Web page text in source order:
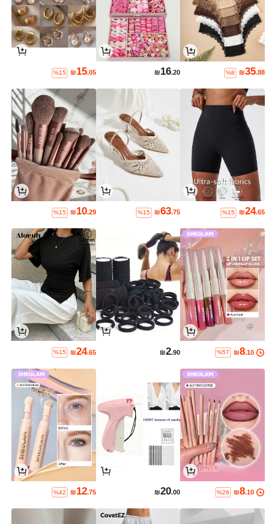
₪35.88
%8
₪16.20
₪15.05
%15
₪24.65
%15
₪63.75
%15
₪10.29
%15
₪8.10
%57
₪2.90
₪24.65
%15
₪8.10
%26
₪20.00
₪12.75
%42